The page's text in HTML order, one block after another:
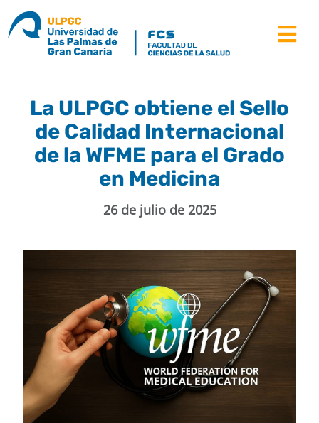
Saltar
al
contenido
estudios
estudiantes
contacto
La ULPGC obtiene el Sello
de Calidad Internacional
de la WFME para el Grado
en Medicina
26 de julio de 2025